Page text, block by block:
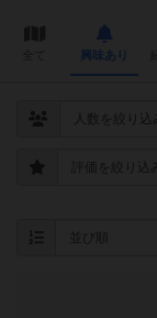
興味あり